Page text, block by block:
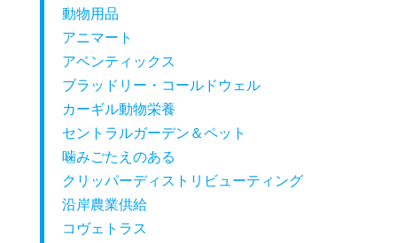
動物用品
アニマート
アベンティックス
ブラッドリー・コールドウェル
カーギル動物栄養
セントラルガーデン＆ペット
噛みごたえのある
クリッパーディストリビューティング
沿岸農業供給
コヴェトラス